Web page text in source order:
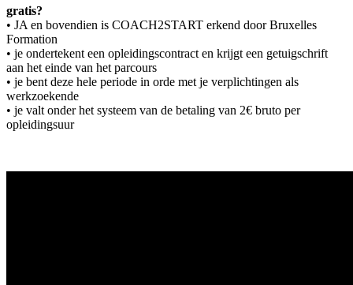
gratis?
• JA en bovendien is COACH2START erkend door Bruxelles
Formation
• je ondertekent een opleidingscontract en krijgt een getuigschrift
aan het einde van het parcours
• je bent deze hele periode in orde met je verplichtingen als
werkzoekende
• je valt onder het systeem van de betaling van 2€ bruto per
opleidingsuur